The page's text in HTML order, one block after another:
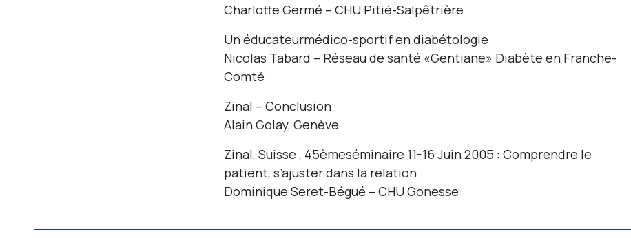
Charlotte Germé – CHU Pitié-Salpêtrière
Un éducateurmédico-sportif en diabétologie
Nicolas Tabard – Réseau de santé «Gentiane» Diabète en Franche-
Comté
Zinal – Conclusion
Alain Golay, Genève
Zinal, Suisse , 45èmeséminaire 11-16 Juin 2005 : Comprendre le
patient, s’ajuster dans la relation
Dominique Seret-Bégué – CHU Gonesse